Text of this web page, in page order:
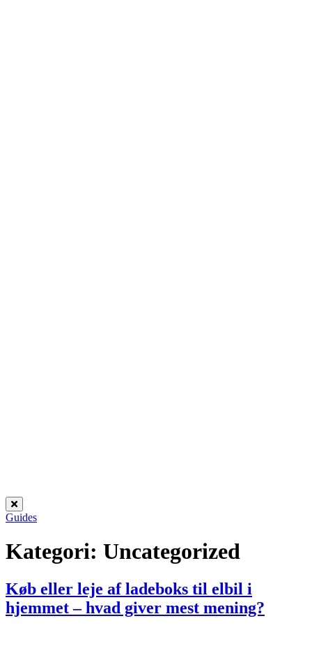
Guides
Kategori: Uncategorized
Køb eller leje af ladeboks til elbil i
hjemmet – hvad giver mest mening?